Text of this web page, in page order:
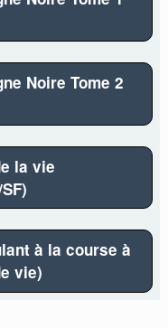
Noire Tome 2
la vie
à la course à
vie)